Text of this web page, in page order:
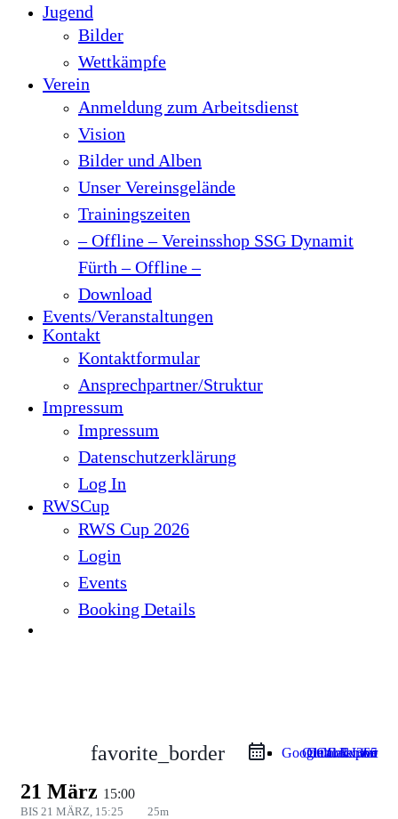
Jugend
Bilder
Wettkämpfe
Verein
Anmeldung zum Arbeitsdienst
Vision
Bilder und Alben
Unser Vereinsgelände
Trainingszeiten
– Offline – Vereinsshop SSG Dynamit
Fürth – Offline –
Download
Events/Veranstaltungen
Kontakt
Kontaktformular
Ansprechpartner/Struktur
Impressum
Impressum
Datenschutzerklärung
Log In
RWSCup
RWS Cup 2026
Login
Events
Booking Details
favorite_border iCal Export
Google Calendar
Outlook 365
Outlook Live
21 März 15:00
BIS 21 MÄRZ, 15:25 25m